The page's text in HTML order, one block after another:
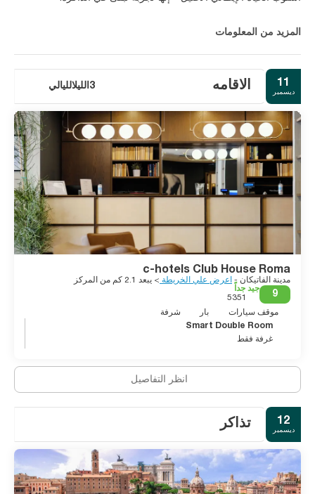
المزيد من المعلومات
11
ديسمبر الاقامه 3الليلالليالي
c-hotels Club House Roma
مدينة الفاتيكان - اعرض علي الخريطة > يبعد 2.1 كم من المركز
9
جيد جداً
5351
موقف سيارات
بار
شرفة
Smart Double Room
غرفة فقط
انظر التفاصيل
12
ديسمبر تذاكر